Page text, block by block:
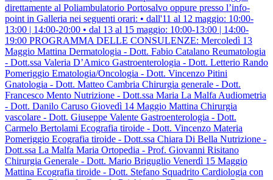
direttamente al Poliambulatorio Portosalvo oppure presso l’info-
point in Galleria nei seguenti orari: • dall'11 al 12 maggio: 10:00-
13:00 | 14:00-20:00 • dal 13 al 15 maggio: 10:00-13:00 | 14:00-
19:00 PROGRAMMA DELLE CONSULENZE: Mercoledì 13
Maggio Mattina Dermatologia - Dott. Fabio Catalano Reumatologia
- Dott.ssa Valeria D’Amico Gastroenterologia - Dott. Letterio Rando
Pomeriggio Ematologia/Oncologia - Dott. Vincenzo Pitini
Gnatologia - Dott. Matteo Cambria Chirurgia generale - Dott.
Francesco Mento Nutrizione - Dott.ssa Maria La Malfa Audiometria
- Dott. Danilo Caruso Giovedì 14 Maggio Mattina Chirurgia
vascolare - Dott. Giuseppe Valente Gastroenterologia - Dott.
Carmelo Bertolami Ecografia tiroide - Dott. Vincenzo Materia
Pomeriggio Ecografia tiroide - Dott.ssa Chiara Di Bella Nutrizione -
Dott.ssa La Malfa Maria Ortopedia - Prof. Giovanni Risitano
Chirurgia Generale - Dott. Mario Briguglio Venerdì 15 Maggio
Mattina Ecografia tiroide - Dott. Stefano Squadrito Cardiologia con